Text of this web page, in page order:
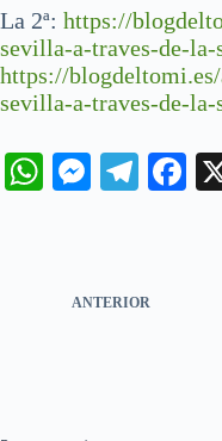
La 2ª: https://
sevilla-a-traves-de-
https://
sevilla-a-traves-de-
W
M
ng
Te
a
ANTERIOR